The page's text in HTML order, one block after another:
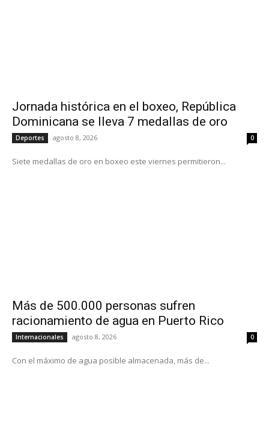
Jornada histórica en el boxeo, República
Dominicana se lleva 7 medallas de oro
Deportes agosto 8, 2026 0
Siete medallas de oro en boxeo este viernes permitieron...
Más de 500.000 personas sufren
racionamiento de agua en Puerto Rico
Internacionales agosto 8, 2026 0
Con el máximo de agua posible almacenada, más de...